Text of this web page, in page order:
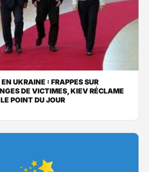
UKRAINE : FRAPPES SUR
DE VICTIMES, KIEV RÉCLAME
POINT DU JOUR